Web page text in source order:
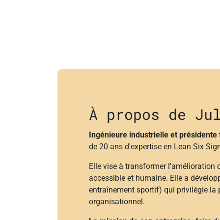
À propos de
Ingénieure industrielle et
de 20 ans d'expertise en Lean Six
Elle vise à transformer l'amélioration
accessible et humaine. Elle a
entraînement sportif) qui privilégie la
organisationnel.